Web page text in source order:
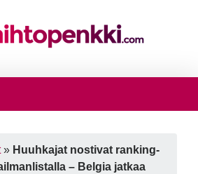
» Huuhkajat nostivat ranking-
– Belgia jatkaa